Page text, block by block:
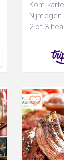
Kom
2 of 3